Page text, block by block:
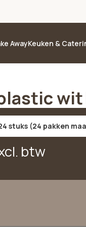
AwayKeuken &
stuks (24 pakken
btw